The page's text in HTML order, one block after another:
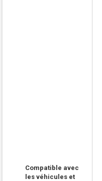
Compatible avec
les véhicules et